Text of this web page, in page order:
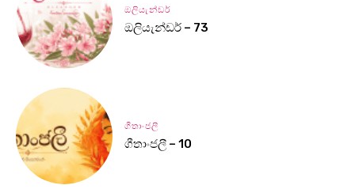
ඔලියැන්ඩර්
ඔලියැන්ඩර් – 73
ගීතාංජලී
ගීතාංජලී – 10